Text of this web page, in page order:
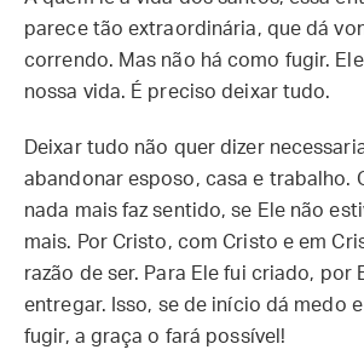
parece tão extraordinária, que dá
correndo. Mas não há como fugir.
nossa vida. É preciso deixar tudo.
Deixar tudo não quer dizer
abandonar esposo, casa e trabalho.
nada mais faz sentido, se Ele não
mais. Por Cristo, com Cristo e em
razão de ser. Para Ele fui criado, por
entregar. Isso, se de início dá medo
fugir, a graça o fará possível!